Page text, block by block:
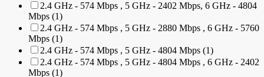
2.4 GHz - 574 Mbps , 5 GHz - 2402 Mbps, 6 GHz - 4804
Mbps (1)
2.4 GHz - 574 Mbps , 5 GHz - 2880 Mbps , 6 GHz - 5760
Mbps (1)
2.4 GHz - 574 Mbps , 5 GHz - 4804 Mbps (1)
2.4 GHz - 574 Mbps , 5 GHz - 4804 Mbps , 6 GHz - 2402
Mbps (1)